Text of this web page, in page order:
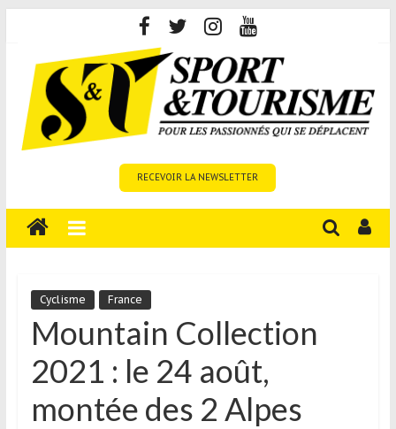
content
Tourisme
est
média
sur
tourisme
sportif
qui
RECEVOIR LA NEWSLETTER
Cyclisme France
Mountain Collection
2021 : le 24 août,
montée des 2 Alpes